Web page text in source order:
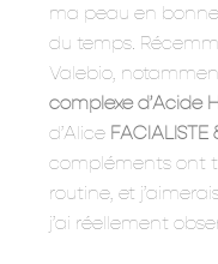
ma peau en
du temps.
Valebio,
complexe d’Acide
d’Alice FACIALISTE
compléments ont
routine, et
j’ai réellement